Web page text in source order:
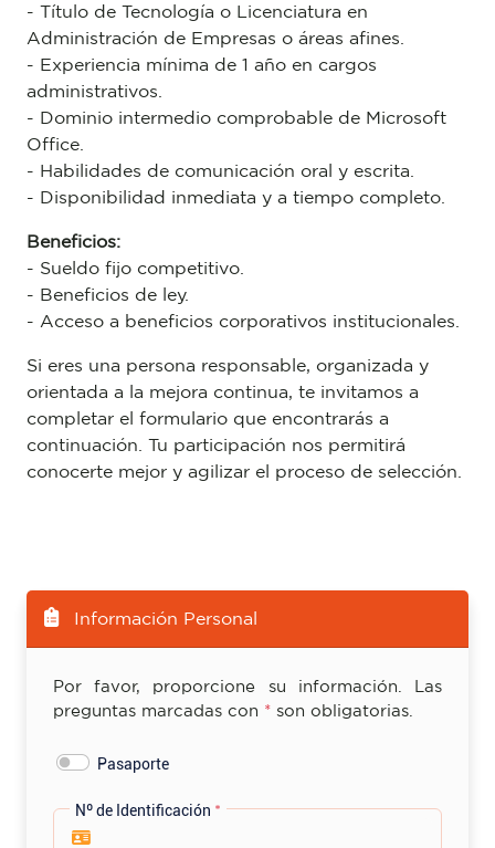
- Título de Tecnología o Licenciatura en
Administración de Empresas o áreas afines.
- Experiencia mínima de 1 año en cargos
administrativos.
- Dominio intermedio comprobable de Microsoft
Office.
- Habilidades de comunicación oral y escrita.
- Disponibilidad inmediata y a tiempo completo.
Beneficios:
- Sueldo fijo competitivo.
- Beneficios de ley.
- Acceso a beneficios corporativos institucionales.
Si eres una persona responsable, organizada y
orientada a la mejora continua, te invitamos a
completar el formulario que encontrarás a
continuación. Tu participación nos permitirá
conocerte mejor y agilizar el proceso de selección.
Información Personal
Por favor, proporcione su información. Las
preguntas marcadas con * son obligatorias.
Pasaporte
Nº de Identificación *